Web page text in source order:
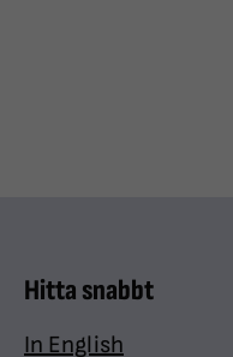
Hitta snabbt
In English